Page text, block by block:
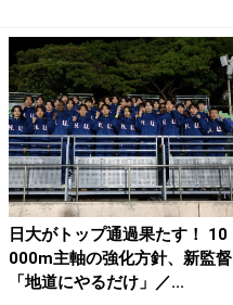
日大がトップ通過果たす！ 10
000m主軸の強化方針、新監督
「地道にやるだけ」／...